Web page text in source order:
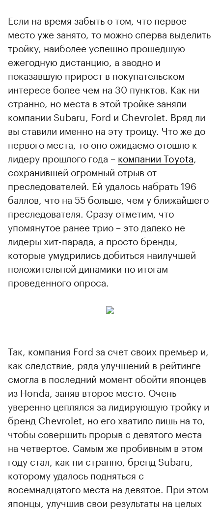
Если на время забыть о том, что первое
место уже занято, то можно сперва выделить
тройку, наиболее успешно прошедшую
ежегодную дистанцию, а заодно и
показавшую прирост в покупательском
интересе более чем на 30 пунктов. Как ни
странно, но места в этой тройке заняли
компании Subaru, Ford и Chevrolet. Вряд ли
вы ставили именно на эту троицу. Что же до
первого места, то оно ожидаемо отошло к
лидеру прошлого года – компании Toyota,
сохранившей огромный отрыв от
преследователей. Ей удалось набрать 196
баллов, что на 55 больше, чем у ближайшего
преследователя. Сразу отметим, что
упомянутое ранее трио – это далеко не
лидеры хит-парада, а просто бренды,
которые умудрились добиться наилучшей
положительной динамики по итогам
проведенного опроса.
Так, компания Ford за счет своих премьер и,
как следствие, ряда улучшений в рейтинге
смогла в последний момент обойти японцев
из Honda, заняв второе место. Очень
уверенно цеплялся за лидирующую тройку и
бренд Chevrolet, но его хватило лишь на то,
чтобы совершить прорыв с девятого места
на четвертое. Самым же пробивным в этом
году стал, как ни странно, бренд Subaru,
которому удалось подняться с
восемнадцатого места на девятое. При этом
японцы, улучшив свои результаты на целых